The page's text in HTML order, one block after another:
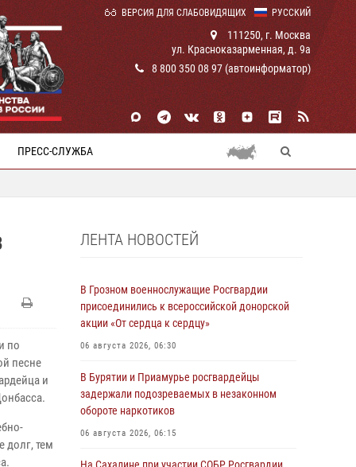
РУССКИЙ
ВЕРСИЯ ДЛЯ СЛАБОВИДЯЩИХ
111250, г. Москва
ул. Красноказарменная, д. 9а
8 800 350 08 97 (автоинформатор)
ПРЕСС-СЛУЖБА
по
песне
и
долг, тем
ЛЕНТА НОВОСТЕЙ
В Грозном военнослужащие Росгвардии
присоединились к всероссийской донорской
акции «От сердца к сердцу»
06 августа 2026, 06:30
В Бурятии и Приамурье росгвардейцы
задержали подозреваемых в незаконном
обороте наркотиков
06 августа 2026, 06:15